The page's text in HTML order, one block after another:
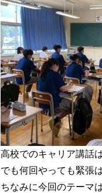
高校でのキャリア講話
でも何回やっても緊張
ちなみに今回のテーマ